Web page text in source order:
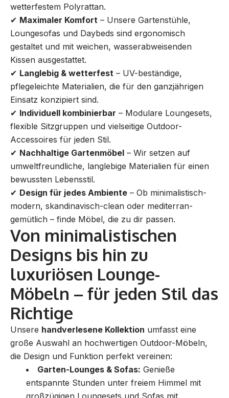
wetterfestem Polyrattan.
✔ Maximaler Komfort – Unsere Gartenstühle,
Loungesofas und Daybeds sind ergonomisch
gestaltet und mit weichen, wasserabweisenden
Kissen ausgestattet.
✔ Langlebig & wetterfest – UV-beständige,
pflegeleichte Materialien, die für den ganzjährigen
Einsatz konzipiert sind.
✔ Individuell kombinierbar – Modulare Loungesets,
flexible Sitzgruppen und vielseitige Outdoor-
Accessoires für jeden Stil.
✔ Nachhaltige Gartenmöbel – Wir setzen auf
umweltfreundliche, langlebige Materialien für einen
bewussten Lebensstil.
✔ Design für jedes Ambiente – Ob minimalistisch-
modern, skandinavisch-clean oder mediterran-
gemütlich – finde Möbel, die zu dir passen.
Von minimalistischen
Designs bis hin zu
luxuriösen Lounge-
Möbeln – für jeden Stil das
Richtige
Unsere handverlesene Kollektion umfasst eine
große Auswahl an hochwertigen Outdoor-Möbeln,
die Design und Funktion perfekt vereinen:
Garten-Lounges & Sofas: Genieße
entspannte Stunden unter freiem Himmel mit